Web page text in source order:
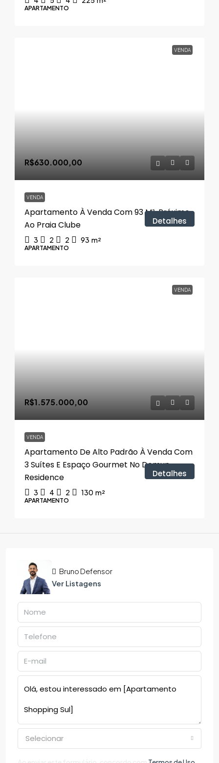
APARTAMENTO
VENDA
R$630.000,00
VENDA
Apartamento À Venda Com 93 M², Próximo
Ao Praia Clube
3 2 2 93 m²
APARTAMENTO
Detalhes
VENDA
R$1.575.000,00
VENDA
Apartamento De Alto Padrão À Venda Com
3 Suítes E Espaço Gourmet No Domun
Residence
3 4 2 130 m²
APARTAMENTO
Detalhes
Bruno Defensor
Ver Listagens
Selecionar